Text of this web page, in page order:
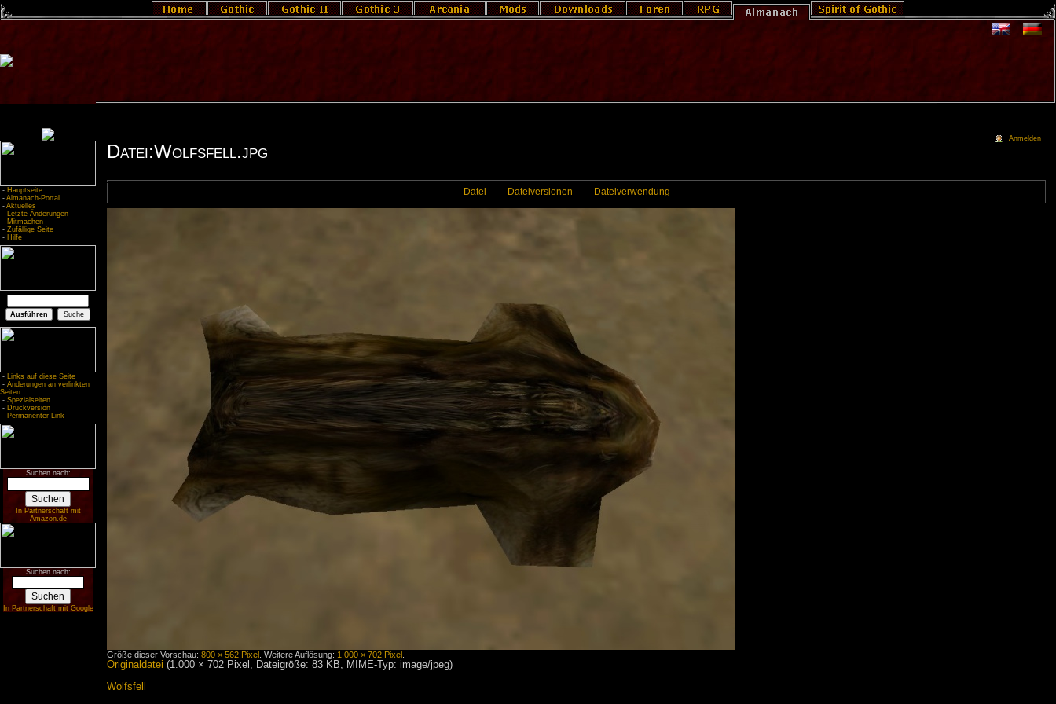
- Hauptseite
- Almanach-Portal
- Aktuelles
- Letzte Änderungen
- Mitmachen
- Zufällige Seite
- Hilfe
- Links auf diese Seite
- Änderungen an verlinkten
Seiten
- Spezialseiten
- Druckversion
- Permanenter Link
Suchen nach:
In Partnerschaft mit
Amazon.de
Suchen nach:
In Partnerschaft mit Google
Datei:Wolfsfell.jpg
Datei Dateiversionen Dateiverwendung
Größe dieser Vorschau: 800 × 562 Pixel. Weitere Auflösung: 1.000 × 702 Pixel.
Originaldatei (1.000 × 702 Pixel, Dateigröße: 83 KB, MIME-Typ: image/jpeg)
Wolfsfell
Anmelden